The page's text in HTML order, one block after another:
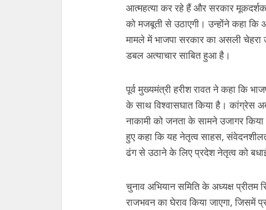
आत्महत्या कर रहे हैं और सरकार
को मजबूती से उठाएगी। उन्होंने कहा कि
मामले में भाजपा सरकार का असली
डबल अत्याचार साबित हुआ है।
पूर्व मुख्यमंत्री हरीश रावत ने कहा कि
के साथ विश्वासघात किया है। कांग्रेस
नाकामी को जनता के सामने उजागर
हुए कहा कि यह नेतृत्व साहस,
ढंग से उठाने के लिए प्रदेश नेतृत्व को
चुनाव अभियान समिति के अध्यक्ष
राजभवन का घेराव किया जाएगा, जिसमें